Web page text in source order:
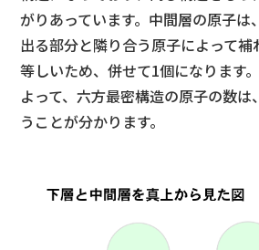
がりあっています。中間層の原子は
出る部分と隣り合う原子によって
等しいため、併せて1個になります。
よって、六方最密構造の原子の数
うことが分かります。